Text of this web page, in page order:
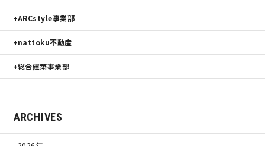
ARCstyle事業部
nattoku不動産
総合建築事業部
ARCHIVES